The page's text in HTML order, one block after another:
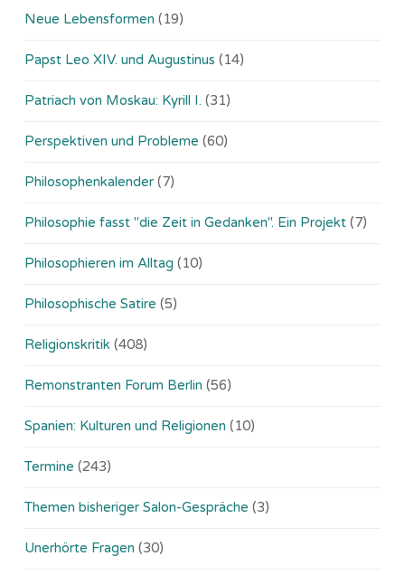
Neue Lebensformen (19)
Papst Leo XIV. und Augustinus (14)
Patriach von Moskau: Kyrill I. (31)
Perspektiven und Probleme (60)
Philosophenkalender (7)
Philosophie fasst "die Zeit in Gedanken". Ein Projekt (7)
Philosophieren im Alltag (10)
Philosophische Satire (5)
Religionskritik (408)
Remonstranten Forum Berlin (56)
Spanien: Kulturen und Religionen (10)
Termine (243)
Themen bisheriger Salon-Gespräche (3)
Unerhörte Fragen (30)